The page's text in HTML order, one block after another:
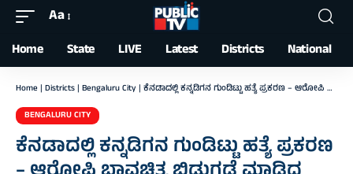
Font
Resizer
Aa
Home State LIVE Latest Districts National
Home | Districts | Bengaluru City | ಕೆನಡಾದಲ್ಲಿ ಕನ್ನಡಿಗನ ಗುಂಡಿಟ್ಟು ಹತ್ಯೆ ಪ್ರಕರಣ – ಆರೋಪಿ ಭಾವಚಿತ್ರ ಬಿಡುಗಡೆ ಮಾಡಿದ ಟೊರಂಟೊ ಪೊಲೀಸರು
BENGALURU CITY
ಕೆನಡಾದಲ್ಲಿ ಕನ್ನಡಿಗನ ಗುಂಡಿಟ್ಟು ಹತ್ಯೆ ಪ್ರಕರಣ